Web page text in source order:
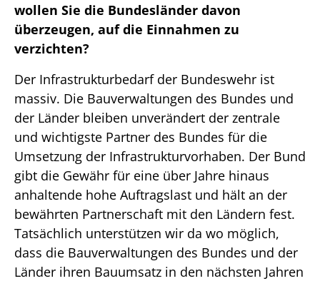
wollen Sie die Bundesländer davon
überzeugen, auf die Einnahmen zu
verzichten?
Der Infrastrukturbedarf der Bundeswehr ist
massiv. Die Bauverwaltungen des Bundes und
der Länder bleiben unverändert der zentrale
und wichtigste Partner des Bundes für die
Umsetzung der Infrastrukturvorhaben. Der Bund
gibt die Gewähr für eine über Jahre hinaus
anhaltende hohe Auftragslast und hält an der
bewährten Partnerschaft mit den Ländern fest.
Tatsächlich unterstützen wir da wo möglich,
dass die Bauverwaltungen des Bundes und der
Länder ihren Bauumsatz in den nächsten Jahren